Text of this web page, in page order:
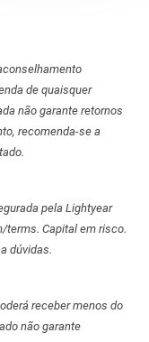
de quaisquer
não garante retornos
recomenda-se a
pela Lightyear
terms. Capital em risco.
dúvidas.
receber menos do
não garante